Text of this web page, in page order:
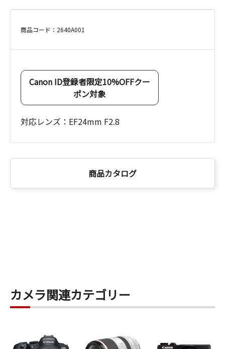
商品コード：2640A001
Canon ID登録者限定10%OFFクー
ポン対象
対応レンズ：EF24mm F2.8
商品カタログ
カメラ関連カテゴリー